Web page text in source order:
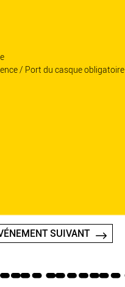
/ Port du casque obligatoire
SUIVANT